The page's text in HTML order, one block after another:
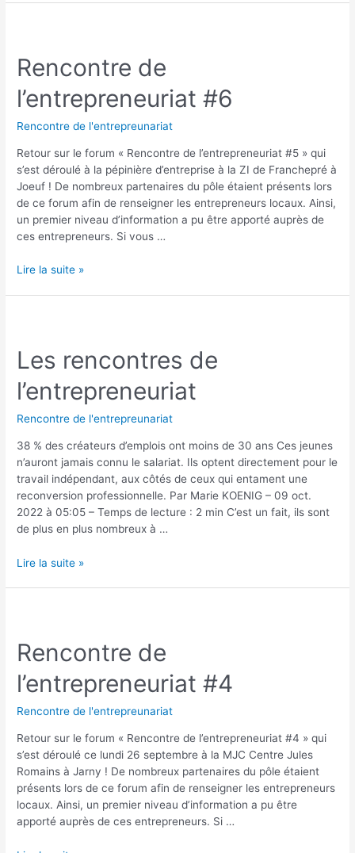
Rencontre de
l’entrepreneuriat #6
Rencontre de l'entrepreunariat
Retour sur le forum « Rencontre de l’entrepreneuriat #5 » qui
s’est déroulé à la pépinière d’entreprise à la ZI de Franchepré à
Joeuf ! De nombreux partenaires du pôle étaient présents lors
de ce forum afin de renseigner les entrepreneurs locaux. Ainsi,
un premier niveau d’information a pu être apporté auprès de
ces entrepreneurs. Si vous …
Lire la suite »
Les rencontres de
l’entrepreneuriat
Rencontre de l'entrepreunariat
38 % des créateurs d’emplois ont moins de 30 ans Ces jeunes
n’auront jamais connu le salariat. Ils optent directement pour le
travail indépendant, aux côtés de ceux qui entament une
reconversion professionnelle. Par Marie KOENIG – 09 oct.
2022 à 05:05 – Temps de lecture : 2 min C’est un fait, ils sont
de plus en plus nombreux à …
Lire la suite »
Rencontre de
l’entrepreneuriat #4
Rencontre de l'entrepreunariat
Retour sur le forum « Rencontre de l’entrepreneuriat #4 » qui
s’est déroulé ce lundi 26 septembre à la MJC Centre Jules
Romains à Jarny ! De nombreux partenaires du pôle étaient
présents lors de ce forum afin de renseigner les entrepreneurs
locaux. Ainsi, un premier niveau d’information a pu être
apporté auprès de ces entrepreneurs. Si …